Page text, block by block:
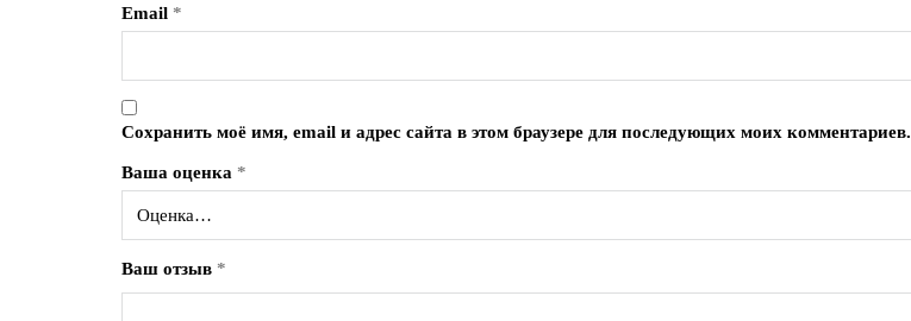
Email *
Сохранить моё имя, email и адрес сайта в этом браузере для последующих моих комментариев.
Ваша оценка *
Ваш отзыв *